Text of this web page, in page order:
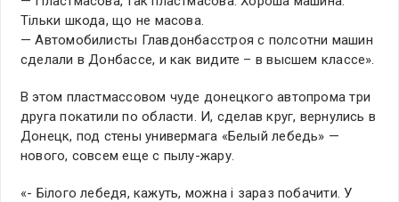
Тiльки шкода, що не масова.
— Автомобилисты Главдонбасстроя с полсотни машин
сделали в Донбассе, и как видите – в высшем классе».
В этом пластмассовом чуде донецкого автопрома три
друга покатили по области. И, сделав круг, вернулись в
Донецк, под стены универмага «Белый лебедь» —
нового, совсем еще с пылу-жару.
«- Бiлого лебедя, кажуть, можна i зараз побачити. У